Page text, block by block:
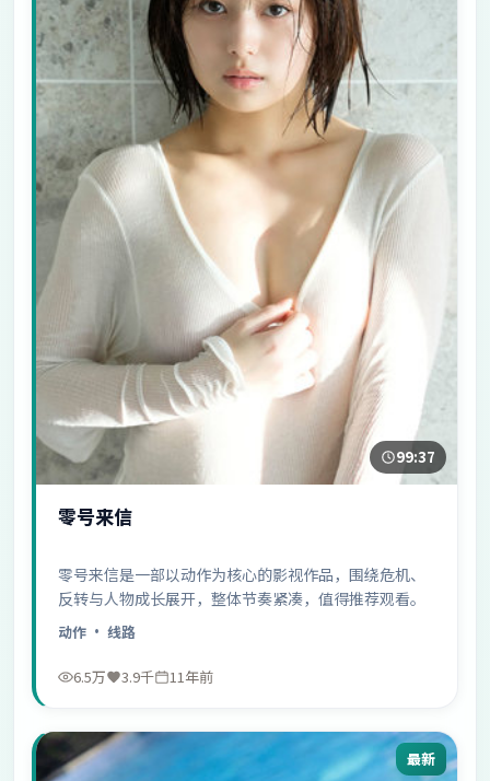
99:37
零号来信
零号来信是一部以动作为核心的影视作品，围绕危机、
反转与人物成长展开，整体节奏紧凑，值得推荐观看。
动作 · 线路
6.5万 3.9千 11年前
最新